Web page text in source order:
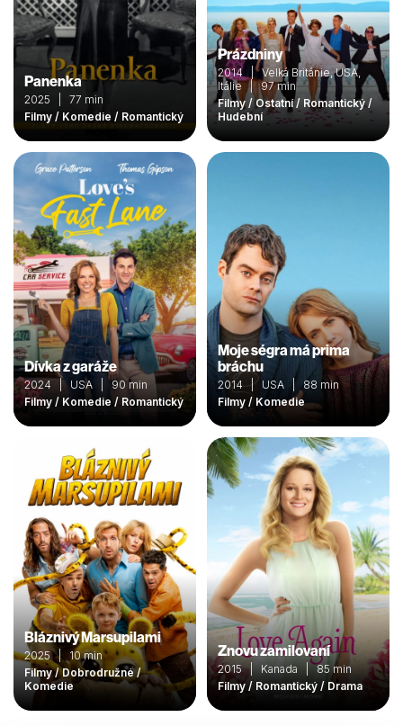
Panenka
2025 | 77 min
Filmy / Komedie / Romantický
Prázdniny
2014 | Velká Británie, USA,
Itálie | 97 min
Filmy / Ostatní / Romantický /
Hudební
Dívka z garáže
2024 | USA | 90 min
Filmy / Komedie / Romantický
Moje ségra má prima
bráchu
2014 | USA | 88 min
Filmy / Komedie
Bláznivý Marsupilami
2025 | 10 min
Filmy / Dobrodružné /
Komedie
Znovu zamilovaní
2015 | Kanada | 85 min
Filmy / Romantický / Drama